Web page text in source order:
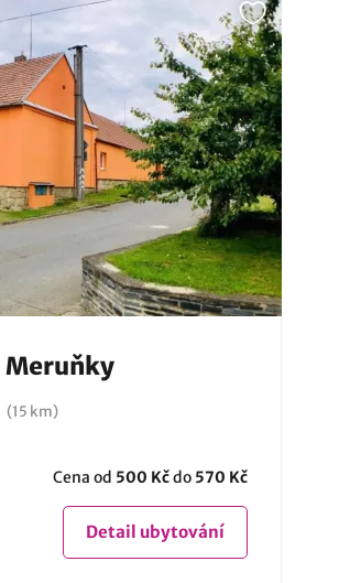
Meruňky
(15 km)
Cena od 500 Kčdo 570 Kč
Detail ubytování